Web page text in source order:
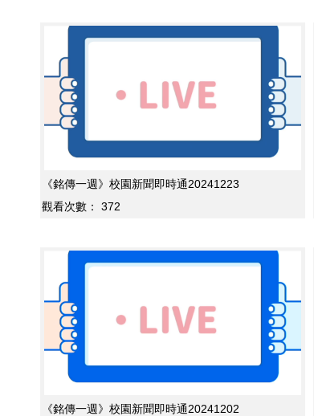
《銘傳一週》校園新聞即時通20241223
觀看次數：
372
《銘傳一週》校園新聞即時通20241202